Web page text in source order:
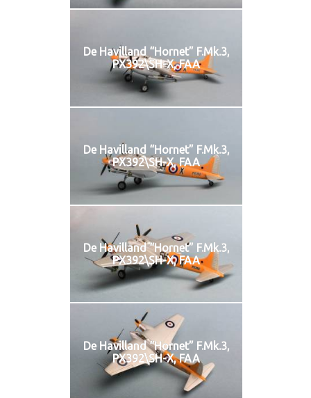
De Havilland “Hornet” F.Mk.3,
PX392\SH-X, FAA
De Havilland “Hornet” F.Mk.3,
PX392\SH-X, FAA
De Havilland “Hornet” F.Mk.3,
PX392\SH-X, FAA
De Havilland “Hornet” F.Mk.3,
PX392\SH-X, FAA